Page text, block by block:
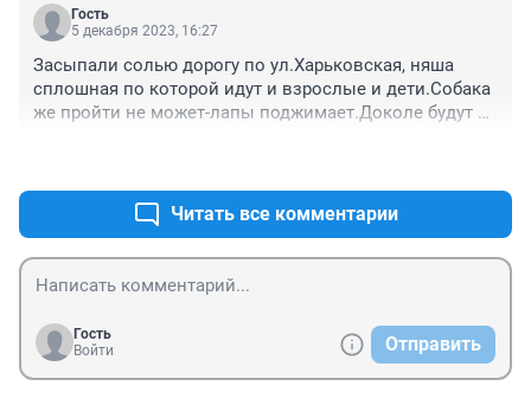
Гость
5 декабря 2023, 16:27
Засыпали солью дорогу по ул.Харьковская, няша
сплошная по которой идут и взрослые и дети.Собака
же пройти не может-лапы поджимает.Доколе будут
Читать все комментарии
Гость
Войти
Отправить